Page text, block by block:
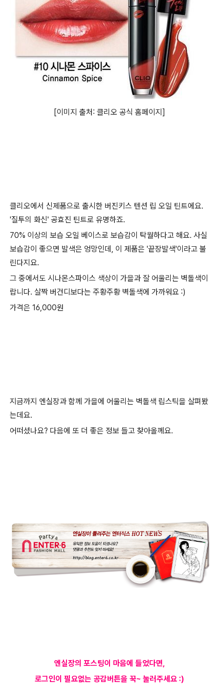
[이미지 출처: 클리오 공식 홈페이지]
클리오에서 신제품으로 출시한 버진키스 텐션 립 오일 틴트에요.
'질투의 화신' 공효진 틴트로 유명하죠.
70% 이상의 보습 오일 베이스로 보습감이 탁월하다고 해요. 사실
보습감이 좋으면 발색은 엉망인데, 이 제품은 '끝장발색'이라고 불
린다지요.
그 중에서도 시나몬스파이스 색상이 가을과 잘 어울리는 벽돌색이
랍니다. 살짝 버건디보다는 주황주황 벽돌색에 가까워요 :)
가격은 16,000원
지금까지 엔실장과 함께 가을에 어울리는 벽돌색 립스틱을 살펴봤
는데요.
어떠셨나요? 다음에 또 더 좋은 정보 들고 찾아올께요.
엔실장의 포스팅이 마음에 들었다면,
로그인이 필요없는 공감버튼을 꾹~ 눌러주세요 :)